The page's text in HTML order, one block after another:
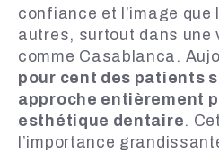
confiance et l’image que
autres, surtout dans une
comme Casablanca.
pour cent des patients
approche entièrement
esthétique dentaire.
l’importance